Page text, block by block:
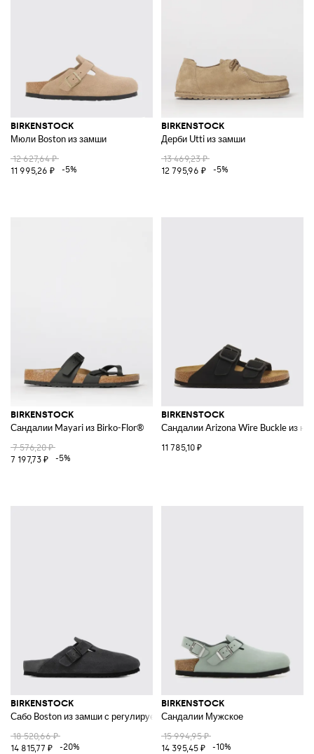
BIRKENSTOCK
Мюли Boston из замши
12 627,64 ₽
11 995,26 ₽
-5%
BIRKENSTOCK
Дерби Utti из замши
13 469,23 ₽
12 795,96 ₽
-5%
BIRKENSTOCK
Сандалии Mayari из Birko-Flor®
7 576,20 ₽
7 197,73 ₽
-5%
BIRKENSTOCK
Сандалии Arizona Wire Buckle из
11 785,10 ₽
BIRKENSTOCK
Сабо Boston из замши с регулируемым ремешком
18 520,66 ₽
14 815,77 ₽
-20%
BIRKENSTOCK
Сандалии Мужское
15 994,95 ₽
14 395,45 ₽
-10%